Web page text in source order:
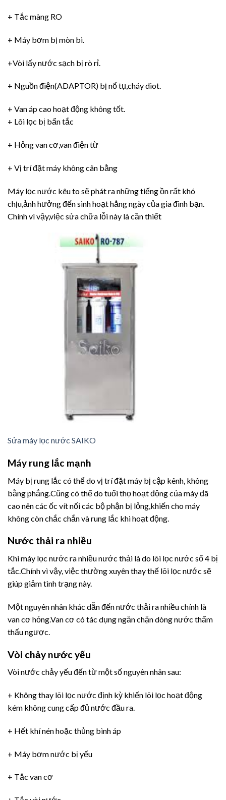
+ Tắc màng RO
+ Máy bơm bị mòn bi.
+Vòi lấy nước sạch bị rò rỉ.
+ Nguồn điện(ADAPTOR) bị nổ tụ,cháy diot.
+ Van áp cao hoạt động không tốt.
+ Lõi lọc bị bẩn tắc
+ Hỏng van cơ,van điện từ
+ Vị trí đặt máy không cân bằng
Máy lọc nước kêu to sẽ phát ra những tiếng ồn rất khó
chịu,ảnh hưởng đến sinh hoạt hằng ngày của gia đình bạn.
Chính vì vậy,việc sửa chữa lỗi này là cần thiết
Sửa máy lọc nước SAIKO
Máy rung lắc mạnh
Máy bị rung lắc có thể do vị trí đặt máy bị cập kênh, không
bằng phẳng.Cũng có thể do tuổi thọ hoạt động của máy đã
cao nên các ốc vít nối các bộ phận bị lỏng,khiến cho máy
không còn chắc chắn và rung lắc khi hoạt động.
Nước thải ra nhiều
Khi máy lọc nước ra nhiều nước thải là do lõi lọc nước số 4 bị
tắc.Chính vì vậy, việc thường xuyên thay thế lõi lọc nước sẽ
giúp giảm tình trạng này.
Một nguyên nhân khác dẫn đến nước thải ra nhiều chính là
van cơ hỏng.Van cơ có tác dụng ngăn chặn dòng nước thẩm
thấu ngược.
Vòi chảy nước yếu
Vòi nước chảy yếu đến từ một số nguyên nhân sau:
+ Không thay lõi lọc nước định kỳ khiến lõi lọc hoạt động
kém không cung cấp đủ nước đầu ra.
+ Hết khí nén hoặc thủng bình áp
+ Máy bơm nước bị yếu
+ Tắc van cơ